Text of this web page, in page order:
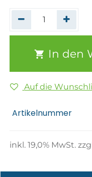
In den
Auf die
Artikelnummer
inkl.19,0% MwSt.